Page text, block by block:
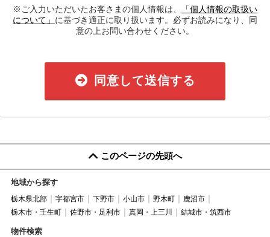
※ご入力いただいたお客さまの個人情報は、
「個人情報の取扱い
について」 に基づき適正に取り扱います。必ずお読みになり、同
意の上お問い合わせください。
同意して送信する
このページの先頭へ
地域から探す
栃木県北部 宇都宮市 下野市 小山市 野木町
鹿沼市
栃木市・壬生町
佐野市・足利市 真岡・上三川 結城市・筑西市
物件検索